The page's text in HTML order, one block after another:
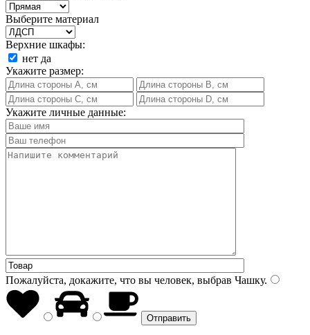
Выберите материал
Верхние шкафы:
нет да
Укажите размер:
Укажите личные данные:
Пожалуйста, докажите, что вы человек, выбрав Чашку.